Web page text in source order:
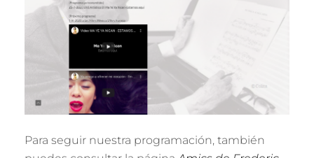
Para seguir nuestra programación, también